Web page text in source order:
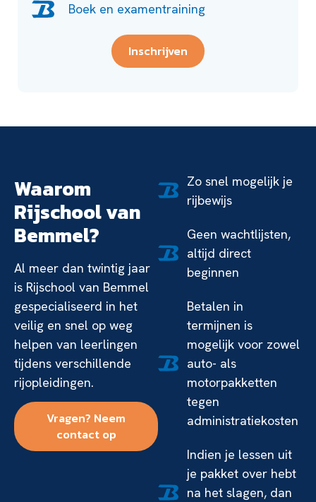
Boek en examentraining
Inschrijven
Waarom
Rijschool van
Bemmel?
Al meer dan twintig jaar
is Rijschool van Bemmel
gespecialiseerd in het
veilig en snel op weg
helpen van leerlingen
tijdens verschillende
rijopleidingen.
Vragen? Neem
contact op
Zo snel mogelijk je
rijbewijs
Geen wachtlijsten,
altijd direct
beginnen
Betalen in
termijnen is
mogelijk voor zowel
auto- als
motorpakketten
tegen
administratiekosten
Indien je lessen uit
je pakket over hebt
na het slagen, dan